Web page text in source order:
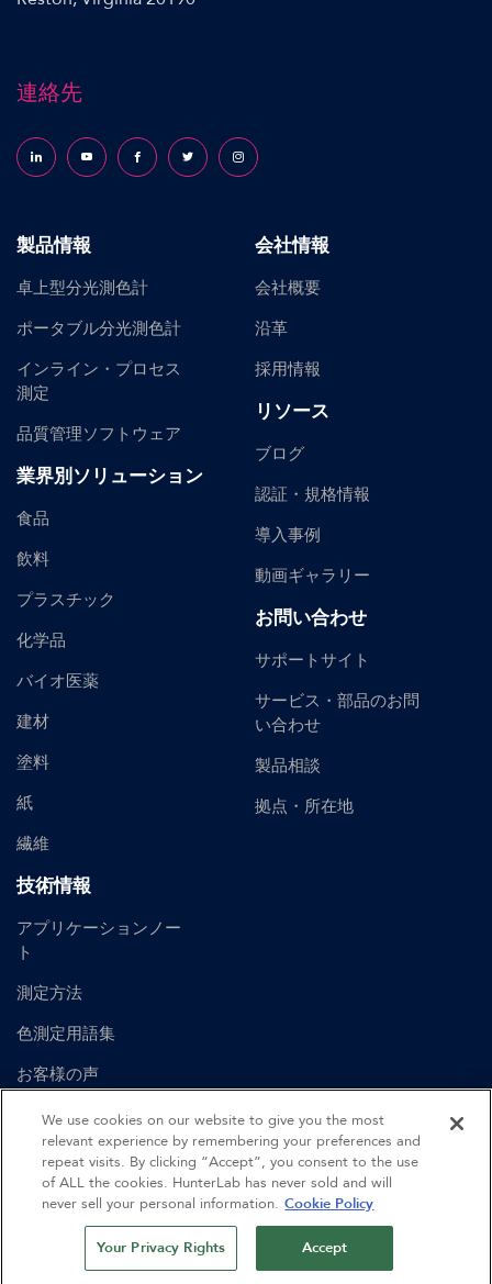
連絡先
Follow us on LinkedInFollow us on YouTubeFollow us on Facebook
Follow us on X (formerly Twitter)
Follow us on Instagram
製品情報
卓上型分光測色計
ポータブル分光測色計
インライン・プロセス
測定
品質管理ソフトウェア
業界別ソリューション
食品
飲料
プラスチック
化学品
バイオ医薬
建材
塗料
紙
繊維
技術情報
アプリケーションノー
ト
測定方法
色測定用語集
お客様の声
ユーザーマニュアル
会社情報
会社概要
沿革
採用情報
リソース
ブログ
認証・規格情報
導入事例
動画ギャラリー
お問い合わせ
サポートサイト
サービス・部品のお問
い合わせ
製品相談
拠点・所在地
©2026Hunter Associates Laboratory, Inc.
We use cookies on our website to give you the most
relevant experience by remembering your preferences and
repeat visits. By clicking “Accept”, you consent to the use
of ALL the cookies. HunterLab has never sold and will
never sell your personal information. Cookie Policy
Your Privacy Rights Accept